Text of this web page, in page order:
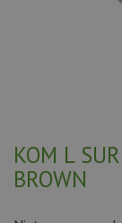
KOM L
BROWN